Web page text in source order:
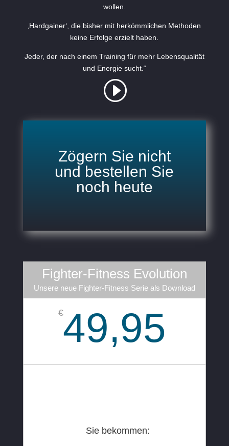
wollen.
‚Hardgainer‘, die bisher mit herkömmlichen Methoden
keine Erfolge erzielt haben.
Jeder, der nach einem Training für mehr Lebensqualität
und Energie sucht.“
Zögern Sie nicht
und bestellen Sie
noch heute
Fighter-Fitness Evolution
Unsere neue Fighter-Fitness Serie als Download
€49,95
Sie bekommen: